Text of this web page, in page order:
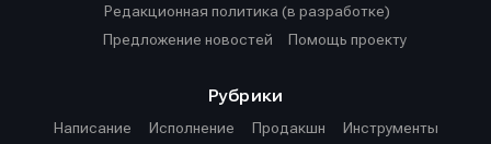
Редакционная политика (в разработке)
Предложение новостей
Помощь проекту
Рубрики
Написание
Исполнение Продакшн
Инструменты